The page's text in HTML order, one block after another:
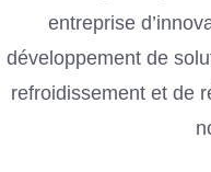
entreprise
développement de
refroidissement et de